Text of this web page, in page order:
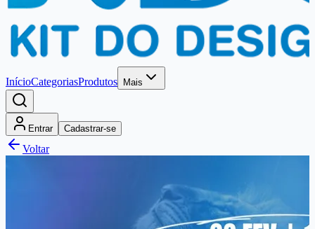
InícioCategoriasProdutos Mais
Entrar Cadastrar-se
Voltar